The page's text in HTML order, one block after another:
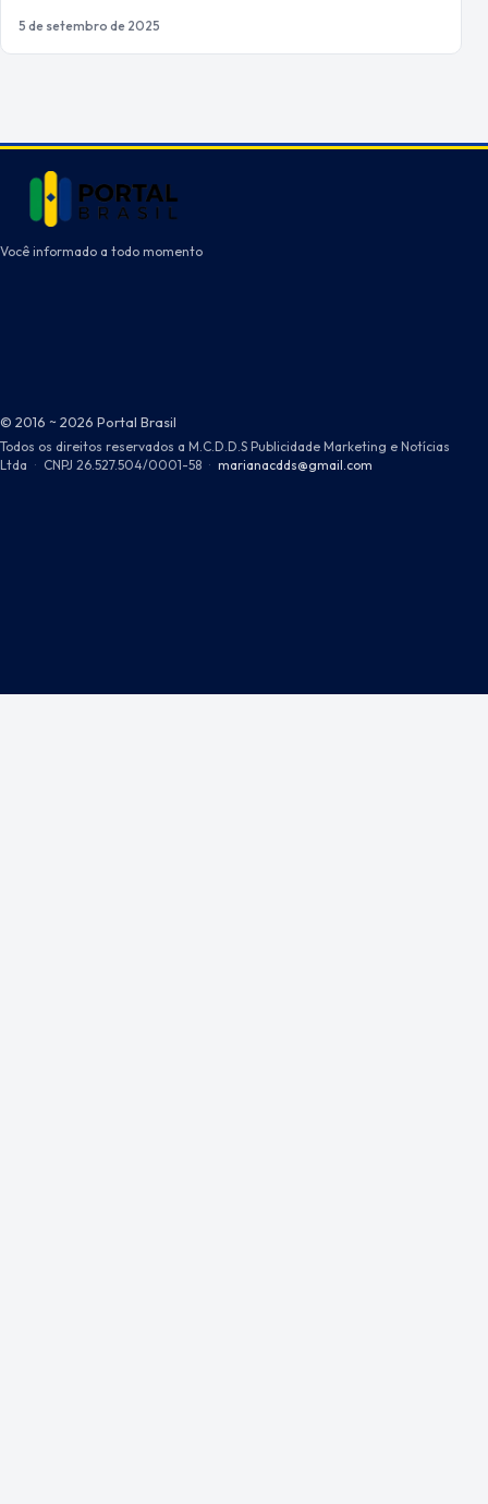
5 de setembro de 2025
Você informado a todo momento
© 2016 ~ 2026 Portal Brasil
Todos os direitos reservados a M.C.D.D.S Publicidade Marketing e Notícias
Ltda · CNPJ 26.527.504/0001-58 · marianacdds@gmail.com